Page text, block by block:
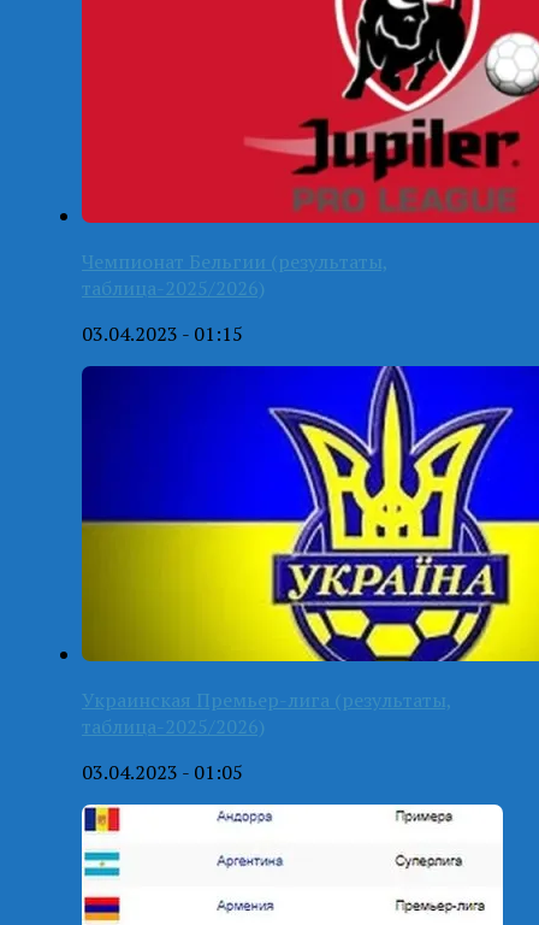
Чемпионат Бельгии (результаты,
таблица-2025/2026)
03.04.2023 - 01:15
Украинская Премьер-лига (результаты,
таблица-2025/2026)
03.04.2023 - 01:05